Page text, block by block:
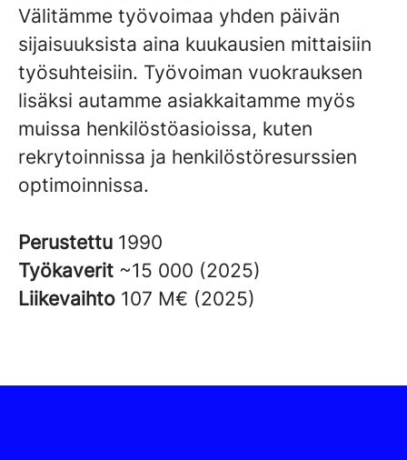
Välitämme työvoimaa yhden päivän
sijaisuuksista aina kuukausien mittaisiin
työsuhteisiin. Työvoiman vuokrauksen
lisäksi autamme asiakkaitamme myös
muissa henkilöstöasioissa, kuten
rekrytoinnissa ja henkilöstöresurssien
optimoinnissa.
Perustettu 1990
Työkaverit ~15 000 (2025)
Liikevaihto 107 M€ (2025)